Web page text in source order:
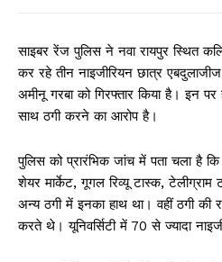
साइबर रेंज पुलिस ने नवा रायपुर स्थित
कर रहे तीन नाइजीरियन छात्र
अमीनू गरबा को गिरफ्तार किया है। इन
साथ ठगी करने का आरोप है।
पुलिस को प्रारंभिक जांच में पता चला है कि
शेयर मार्केट, गूगल रिव्यू टास्क,
अन्य ठगी में इनका हाथ था। वहीं ठगी
करते थे। यूनिवर्सिटी में 70 से ज्यादा